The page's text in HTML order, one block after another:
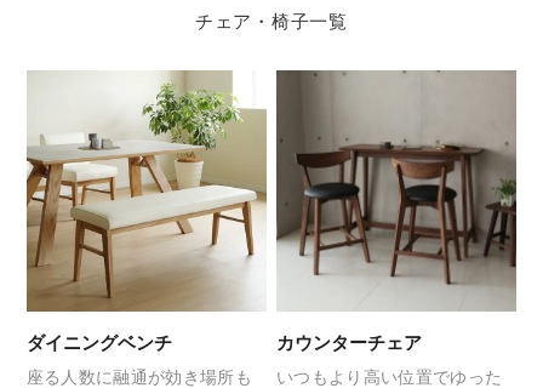
チェア・椅子一覧
ダイニングベンチ
座る人数に融通が効き場所も
カウンターチェア
いつもより高い位置でゆった